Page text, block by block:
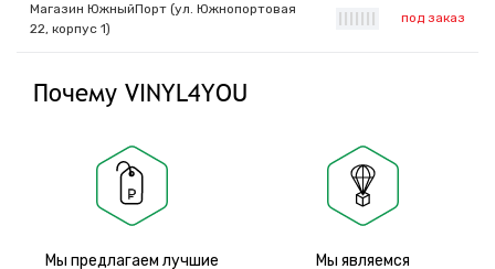
Магазин ЮжныйПорт (ул. Южнопортовая
22, корпус 1)
под заказ
Почему VINYL4YOU
Мы предлагаем лучшие
Мы являемся